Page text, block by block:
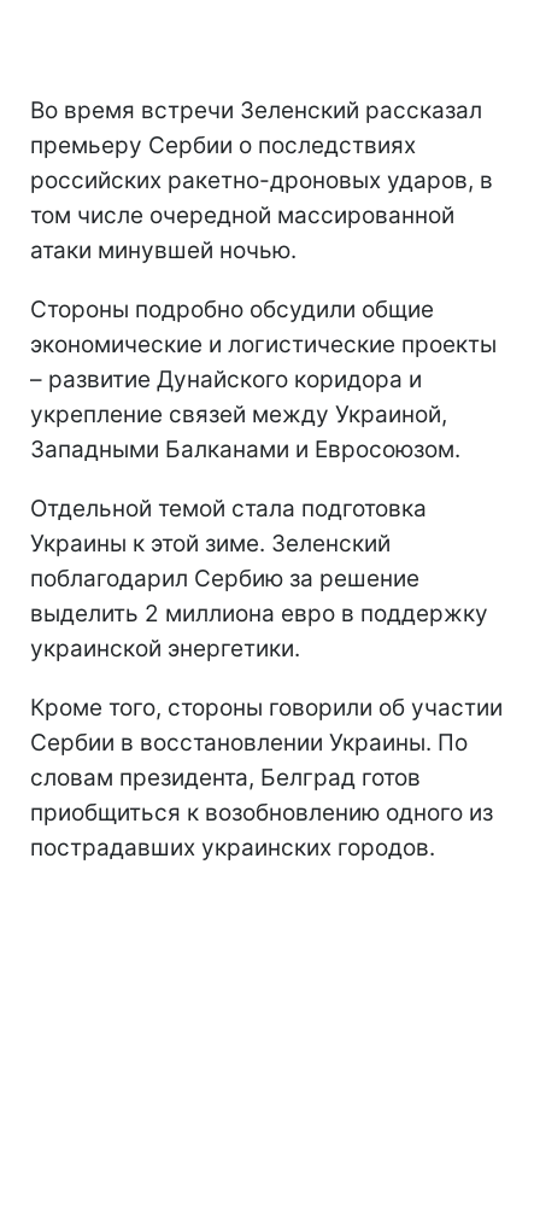
Во время встречи Зеленский рассказал
премьеру Сербии о последствиях
российских ракетно-дроновых ударов, в
том числе очередной массированной
атаки минувшей ночью.
Стороны подробно обсудили общие
экономические и логистические проекты
– развитие Дунайского коридора и
укрепление связей между Украиной,
Западными Балканами и Евросоюзом.
Отдельной темой стала подготовка
Украины к этой зиме. Зеленский
поблагодарил Сербию за решение
выделить 2 миллиона евро в поддержку
украинской энергетики.
Кроме того, стороны говорили об участии
Сербии в восстановлении Украины. По
словам президента, Белград готов
приобщиться к возобновлению одного из
пострадавших украинских городов.